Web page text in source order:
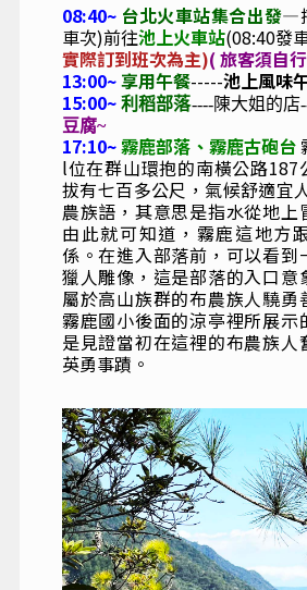
08:40~ 台北火車站集合出發—
車次)前往池上火車站(08:40發
實際訂到班次為主)( 旅客須自
13:00~享用午餐-----池上風味
15:00~利稻部落----陳大姐的店
豆腐~
17:10~霧鹿部落、霧鹿古砲台
l位在群山環抱的南橫公路187
拔有七百多公尺，氣候舒適宜
農族語，其意思是指水從地上
由此就可知道，霧鹿這地方
係。在進入部落前，可以看到
獵人雕像，這是部落的入口意
屬於高山族群的布農族人驍勇
霧鹿國小後面的涼亭裡所展示
是見證當初在這裡的布農族人
英勇事蹟。